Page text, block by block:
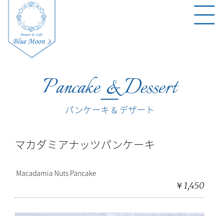
Pancake & Dessert
パンケーキ & デザート
マカダミアナッツパンケーキ
Macadamia Nuts Pancake
￥1,450